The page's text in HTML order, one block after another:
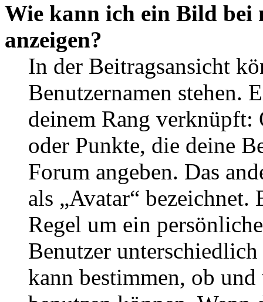
Wie kann ich ein Bild bei
anzeigen?
In der Beitragsansicht
Benutzernamen stehen.
deinem Rang verknüpft:
oder Punkte, die deine
Forum angeben. Das
als „Avatar“
Regel um ein
Benutzer
kann bestimmen, ob